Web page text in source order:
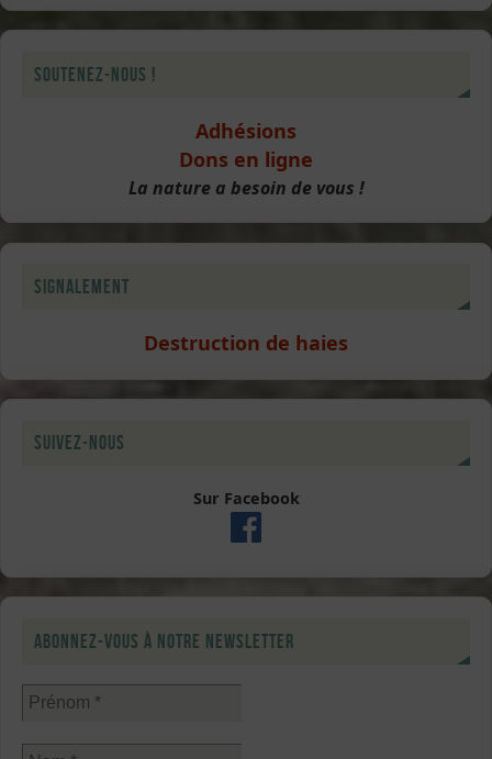
Soutenez-nous !
Adhésions
Dons en ligne
La nature a besoin de vous !
Signalement
Destruction de haies
Suivez-nous
Sur Facebook
Abonnez-vous à notre newsletter